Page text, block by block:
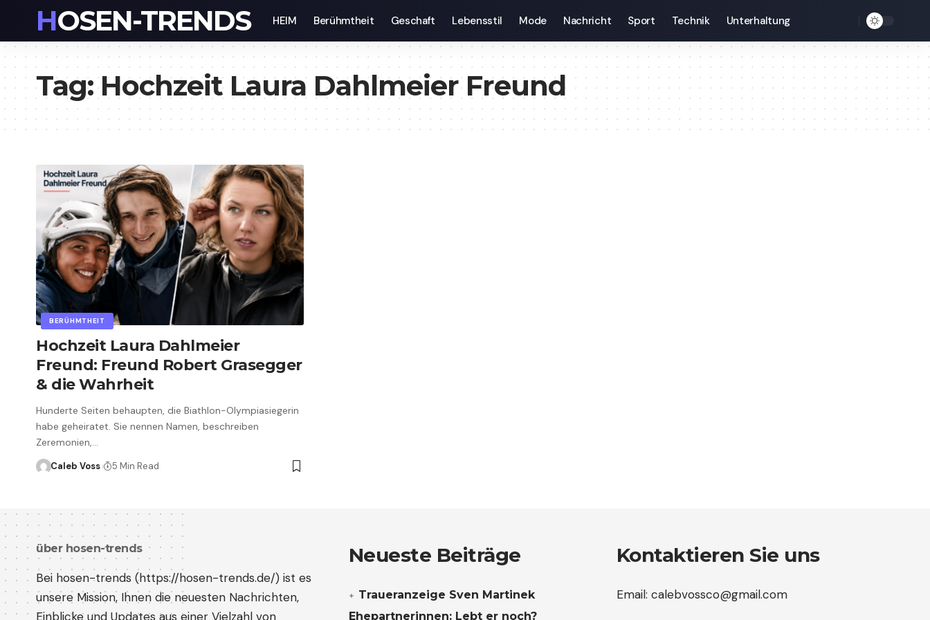
HOSEN-TRENDS HEIM Berühmtheit Geschaft Lebensstil Mode Nachricht Sport Technik Unterhaltung
Tag:Hochzeit Laura Dahlmeier Freund
BERÜHMTHEIT
Hochzeit Laura Dahlmeier
Freund: Freund Robert Grasegger
& die Wahrheit
Hunderte Seiten behaupten, die Biathlon-Olympiasiegerin
habe geheiratet. Sie nennen Namen, beschreiben
Zeremonien,…
Caleb Voss 5 Min Read
über hosen-trends
Bei hosen-trends (https://hosen-trends.de/) ist es
unsere Mission, Ihnen die neuesten Nachrichten,
Einblicke und Updates aus einer Vielzahl von
Neueste Beiträge
Traueranzeige Sven Martinek
Ehepartnerinnen: Lebt er noch?
Kontaktieren Sie uns
Email: calebvossco@gmail.com